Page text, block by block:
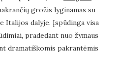
grožis lyginamas su
Italijos dalyje. Įspūdinga visa
pradedant nuo žymaus
dramatiškomis pakrantėmis